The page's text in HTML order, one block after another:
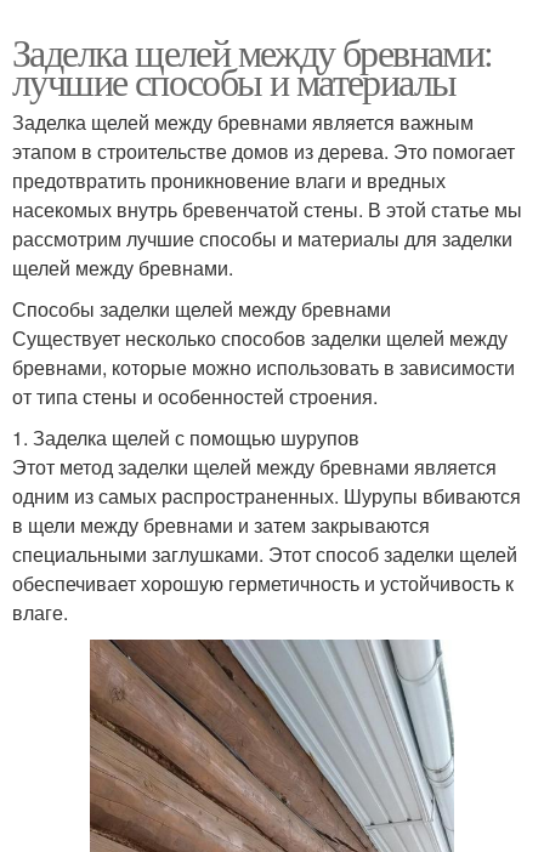
Заделка щелей между бревнами:
лучшие способы и материалы
Заделка щелей между бревнами является важным
этапом в строительстве домов из дерева. Это помогает
предотвратить проникновение влаги и вредных
насекомых внутрь бревенчатой стены. В этой статье мы
рассмотрим лучшие способы и материалы для заделки
щелей между бревнами.
Способы заделки щелей между бревнами
Существует несколько способов заделки щелей между
бревнами, которые можно использовать в зависимости
от типа стены и особенностей строения.
1. Заделка щелей с помощью шурупов
Этот метод заделки щелей между бревнами является
одним из самых распространенных. Шурупы вбиваются
в щели между бревнами и затем закрываются
специальными заглушками. Этот способ заделки щелей
обеспечивает хорошую герметичность и устойчивость к
влаге.